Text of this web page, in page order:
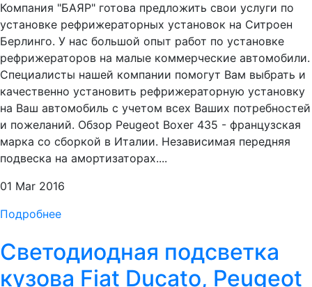
Компания "БАЯР" готова предложить свои услуги по
установке рефрижераторных установок на Ситроен
Берлинго. У нас большой опыт работ по установке
рефрижераторов на малые коммерческие автомобили.
Специалисты нашей компании помогут Вам выбрать и
качественно установить рефрижераторную установку
на Ваш автомобиль с учетом всех Ваших потребностей
и пожеланий. Обзор Peugeot Boxer 435 - французская
марка со сборкой в Италии. Независимая передняя
подвеска на амортизаторах....
01 Mar 2016
Подробнее
Светодиодная подсветка
кузова Fiat Ducato, Peugeot